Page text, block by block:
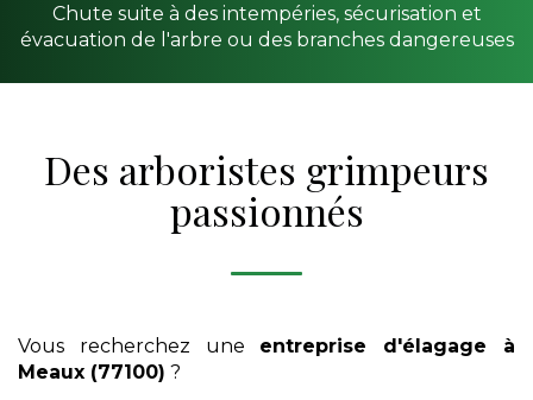
Chute suite à des intempéries, sécurisation et
évacuation de l'arbre ou des branches dangereuses
Des arboristes grimpeurs
passionnés
Vous recherchez une entreprise d'élagage
à
Meaux (77100) ?